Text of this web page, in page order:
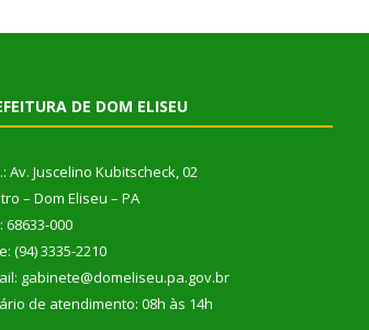
DE DOM ELISEU
Av. Juscelino Kubitscheck, 02
– Dom Eliseu – PA
68633-000
(94) 3335-2210
gabinete@domeliseu.pa.gov.br
de atendimento: 08h às 14h